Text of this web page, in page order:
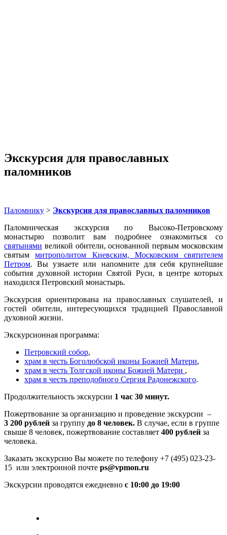
Экскурсия для православных
паломников
Паломнику > Экскурсия для православных паломников
Паломническая экскурсия по Высоко-Петровскому
монастырю позволит вам подробнее ознакомиться со
святынями великой обители, основанной первым московским
святыммитрополитом Киевским, Московским святителем
Петром. Вы узнаете или напомните для себя крупнейшие
события духовной истории Святой Руси, в центре которых
находился Петровский монастырь.
Экскурсия ориентирована на православных слушателей, и
гостей обители, интересующихся традицией Православной
духовной жизни.
Экскурсионная программа:
Петровский собор,
храм в честь Боголюбской иконы Божией Матери,
храм в честь Толгской иконы Божией Матери ,
храм в честь преподобного Сергия Радонежского.
Продолжительность экскурсии 1 час 30 минут.
Пожертвование за организацию и проведение экскурсии –
3 200 рублей за группу до 8 человек. В случае, если в группе
свыше 8 человек, пожертвование составляет 400 рублей за
человека.
Заказать экскурсию Вы можете по телефону +7 (495) 023-23-
15 или электронной почте ps@vpmon.ru
Экскурсии проводятся ежедневно с 10:00 до 19:00